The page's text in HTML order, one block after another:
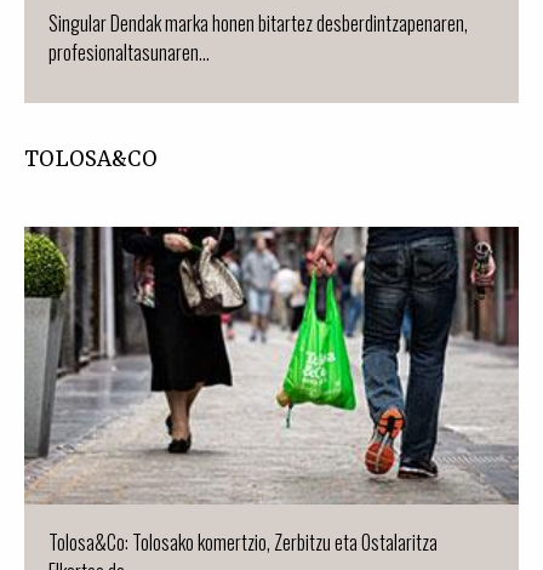
Singular Dendak marka honen bitartez desberdintzapenaren,
profesionaltasunaren...
TOLOSA&CO
Tolosa&Co: Tolosako komertzio, Zerbitzu eta Ostalaritza